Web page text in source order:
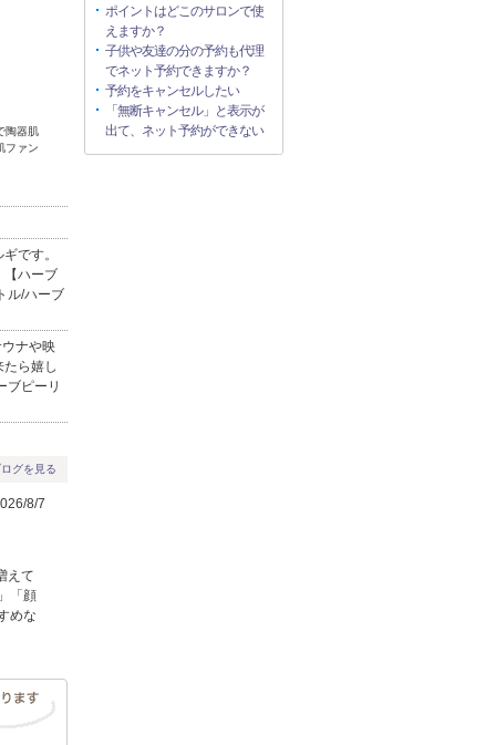
陶器肌
ファン
です。
【ハーブ
ル/ハーブ
ナや映
ら嬉し
ブピーリ
グを見る
8/7
えて
「顔
めな
ポイントはどこのサロンで使
えますか？
子供や友達の分の予約も代理
でネット予約できますか？
予約をキャンセルしたい
「無断キャンセル」と表示が
出て、ネット予約ができない